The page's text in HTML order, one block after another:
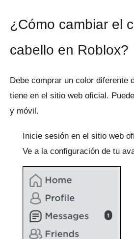
¿Cómo cambiar el
cabello en Roblox?
Debe comprar un color diferente
tiene en el sitio web oficial.
y móvil.
Inicie sesión en el sitio web
Ve a la configuración de tu